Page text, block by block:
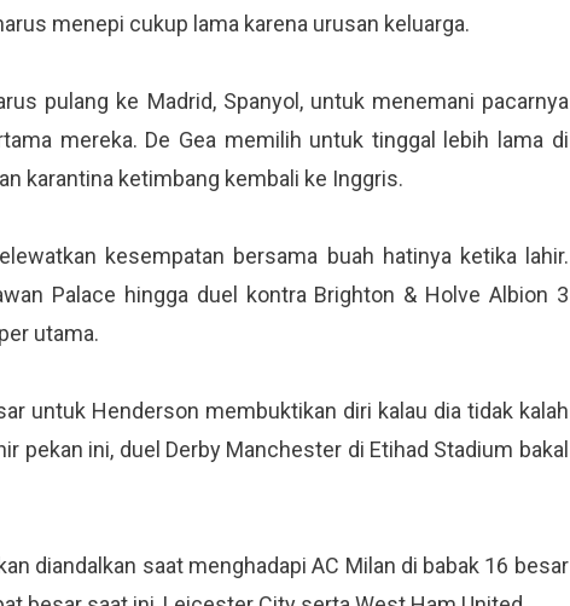
menepi cukup lama karena urusan keluarga.
pulang ke Madrid, Spanyol, untuk menemani pacarnya
mereka. De Gea memilih untuk tinggal lebih lama di
karantina ketimbang kembali ke Inggris.
kesempatan bersama buah hatinya ketika lahir.
Palace hingga duel kontra Brighton & Holve Albion 3
utama.
untuk Henderson membuktikan diri kalau dia tidak kalah
pekan ini, duel Derby Manchester di Etihad Stadium bakal
diandalkan saat menghadapi AC Milan di babak 16 besar